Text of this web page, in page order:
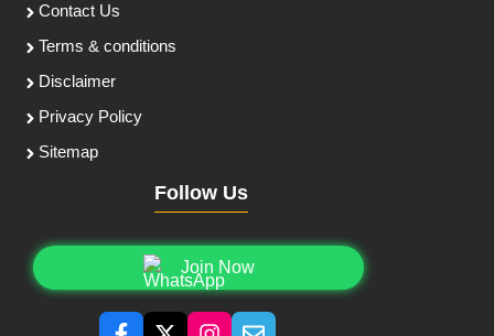
Contact Us
Terms & conditions
Disclaimer
Privacy Policy
Sitemap
Follow Us
Join Now